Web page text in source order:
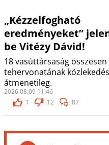
„Kézzelfogható
eredményeket”
be Vitézy Dávid!
18 vasúttársaság
tehervonatának
átmenetileg.
2026.08.09 11:46
1
12 87